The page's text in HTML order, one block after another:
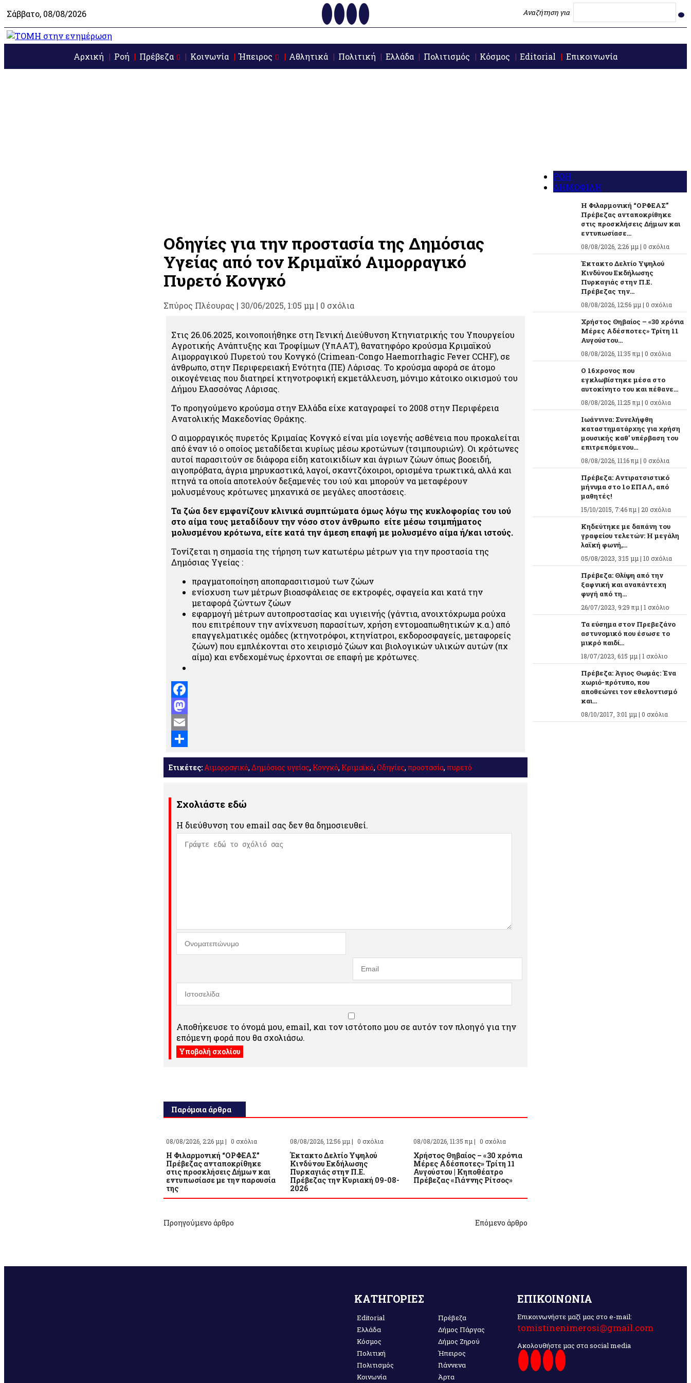
Σάββατο, 08/08/2026 Αναζήτηση για
Αρχική Ροή Πρέβεζα Κοινωνία Ήπειρος Αθλητικά Πολιτική Ελλάδα Πολιτισμός Κόσμος Editorial Επικοινωνία
Οδηγίες για την προστασία της Δημόσιας
Υγείας από τον Κριμαϊκό Αιμορραγικό
Πυρετό Κονγκό
Σπύρος Πλέουρας | 30/06/2025, 1:05 μμ | 0 σχόλια
Στις 26.06.2025, κοινοποιήθηκε στη Γενική Διεύθυνση Κτηνιατρικής του Υπουργείου
Αγροτικής Ανάπτυξης και Τροφίμων (ΥπΑΑΤ), θανατηφόρο κρούσμα Κριμαϊκού
Αιμορραγικού Πυρετού του Κονγκό (Crimean-Congo Haemorrhagic Fever CCHF), σε
άνθρωπο, στην Περιφερειακή Ενότητα (ΠΕ) Λάρισας. Το κρούσμα αφορά σε άτομο
οικογένειας που διατηρεί κτηνοτροφική εκμετάλλευση, μόνιμο κάτοικο οικισμού του
Δήμου Ελασσόνας Λάρισας.
Το προηγούμενο κρούσμα στην Ελλάδα είχε καταγραφεί το 2008 στην Περιφέρεια
Ανατολικής Μακεδονίας Θράκης.
Ο αιμορραγικός πυρετός Κριμαίας Κονγκό είναι μία ιογενής ασθένεια που προκαλείται
από έναν ιό ο οποίος μεταδίδεται κυρίως μέσω κροτώνων (τσιμπουριών). Οι κρότωνες
αυτοί παρασιτούν σε διάφορα είδη κατοικιδίων και άγριων ζώων όπως βοοειδή,
αιγοπρόβατα, άγρια μηρυκαστικά, λαγοί, σκαντζόχοιροι, ορισμένα τρωκτικά, αλλά και
πτηνά τα οποία αποτελούν δεξαμενές του ιού και μπορούν να μεταφέρουν
μολυσμένους κρότωνες μηχανικά σε μεγάλες αποστάσεις.
Τα ζώα δεν εμφανίζουν κλινικά συμπτώματα όμως λόγω της κυκλοφορίας του ιού
στο αίμα τους μεταδίδουν την νόσο στον άνθρωπο είτε μέσω τσιμπήματος
μολυσμένου κρότωνα, είτε κατά την άμεση επαφή με μολυσμένο αίμα ή/και ιστούς.
Τονίζεται η σημασία της τήρηση των κατωτέρω μέτρων για την προστασία της
Δημόσιας Υγείας :
πραγματοποίηση αποπαρασιτισμού των ζώων
ενίσχυση των μέτρων βιοασφάλειας σε εκτροφές, σφαγεία και κατά την
μεταφορά ζώντων ζώων
εφαρμογή μέτρων αυτοπροστασίας και υγιεινής (γάντια, ανοιχτόχρωμα ρούχα
που επιτρέπουν την ανίχνευση παρασίτων, χρήση εντομοαπωθητικών κ.α.) από
επαγγελματικές ομάδες (κτηνοτρόφοι, κτηνίατροι, εκδοροσφαγείς, μεταφορείς
ζώων) που εμπλέκονται στο χειρισμό ζώων και βιολογικών υλικών αυτών (πχ
αίμα) και ενδεχομένως έρχονται σε επαφή με κρότωνες.
Facebook
Mastodon
Email
Μοιραστείτε
Ετικέτες:Αιμορραγικό, Δημόσιας υγείας, Κονγκό, Κριμαϊκό, Οδηγίες, προστασία, πυρετό
Σχολιάστε εδώ
Η διεύθυνση του email σας δεν θα δημοσιευθεί.
Αποθήκευσε το όνομά μου, email, και τον ιστότοπο μου σε αυτόν τον πλοηγό για την
επόμενη φορά που θα σχολιάσω.
Παρόμοια άρθρα
08/08/2026, 2:26 μμ | 0 σχόλια
Η Φιλαρμονική “ΟΡΦΕΑΣ”
Πρέβεζας ανταποκρίθηκε
στις προσκλήσεις Δήμων και
εντυπωσίασε με την παρουσία
της
08/08/2026, 12:56 μμ | 0 σχόλια
Έκτακτο Δελτίο Υψηλού
Κινδύνου Εκδήλωσης
Πυρκαγιάς στην Π.Ε.
Πρέβεζας την Κυριακή 09-08-
2026
08/08/2026, 11:35 πμ | 0 σχόλια
Χρήστος Θηβαίος – «30 χρόνια
Μέρες Αδέσποτες» Τρίτη 11
Αυγούστου | Κηποθέατρο
Πρέβεζας «Γιάννης Ρίτσος»
Προηγούμενο άρθρο Επόμενο άρθρο
ΡΟΗ
ΔΗΜΟΦΙΛΗ
Η Φιλαρμονική “ΟΡΦΕΑΣ”
Πρέβεζας ανταποκρίθηκε
στις προσκλήσεις Δήμων και
εντυπωσίασε...
08/08/2026, 2:26 μμ | 0 σχόλια
Έκτακτο Δελτίο Υψηλού
Κινδύνου Εκδήλωσης
Πυρκαγιάς στην Π.Ε.
Πρέβεζας την...
08/08/2026, 12:56 μμ | 0 σχόλια
Χρήστος Θηβαίος – «30 χρόνια
Μέρες Αδέσποτες» Τρίτη 11
Αυγούστου...
08/08/2026, 11:35 πμ | 0 σχόλια
O 16χρονος που
εγκλωβίστηκε μέσα στο
αυτοκίνητο του και πέθανε...
08/08/2026, 11:25 πμ | 0 σχόλια
Ιωάννινα: Συνελήφθη
καταστηματάρχης για χρήση
μουσικής καθ’ υπέρβαση του
επιτρεπόμενου...
08/08/2026, 11:16 πμ | 0 σχόλια
Πρέβεζα: Αντιρατσιστικό
μήνυμα στο 1ο ΕΠΑΛ, από
μαθητές!
15/10/2015, 7:46 πμ | 20 σχόλια
Κηδεύτηκε με δαπάνη του
γραφείου τελετών: Η μεγάλη
λαϊκή φωνή,...
05/08/2023, 3:15 μμ | 10 σχόλια
Πρέβεζα: Θλίψη από την
ξαφνική και αναπάντεχη
φυγή από τη...
26/07/2023, 9:29 πμ | 1 σχόλιο
Τα εύσημα στον Πρεβεζάνο
αστυνομικό που έσωσε το
μικρό παιδί...
18/07/2023, 6:15 μμ | 1 σχόλιο
Πρέβεζα: Άγιος Θωμάς: Ένα
χωριό-πρότυπο, που
αποθεώνει τον εθελοντισμό
και...
08/10/2017, 3:01 μμ | 0 σχόλια
ΚΑΤΗΓΟΡΙΕΣ
Editorial
Ελλάδα
Κόσμος
Πολιτική
Πολιτισμός
Κοινωνία
Πρέβεζα
Δήμος Πάργας
Δήμος Ζηρού
Ήπειρος
Γιάννενα
Άρτα
ΕΠΙΚΟΙΝΩΝΙΑ
Επικοινωνήστε μαζί μας στο e-mail:
tomistinenimerosi@gmail.com
Ακολουθήστε μας στα social media